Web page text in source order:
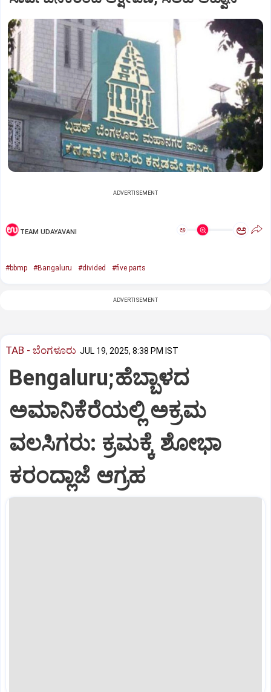
ADVERTISEMENT
TEAM UDAYAVANI ಅ ಅ
#bbmp #Bangaluru #divided #five parts
ADVERTISEMENT
TAB - ಬೆಂಗಳೂರು JUL 19, 2025, 8:38 PM IST
Bengaluru;ಹೆಬ್ಬಾಳದ
ಅಮಾನಿಕೆರೆಯಲ್ಲಿ ಅಕ್ರಮ
ವಲಸಿಗರು: ಕ್ರಮಕ್ಕೆ ಶೋಭಾ
ಕರಂದ್ಲಾಜೆ ಆಗ್ರಹ